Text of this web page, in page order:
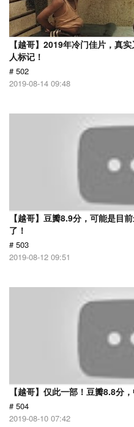
【越哥】2019年冷门佳片，真
人标记！
# 502
2019-08-14 09:48
【越哥】豆瓣8.9分，可能是目
了！
# 503
2019-08-12 09:51
【越哥】仅此一部！豆瓣8.8分
# 504
2019-08-10 07:42